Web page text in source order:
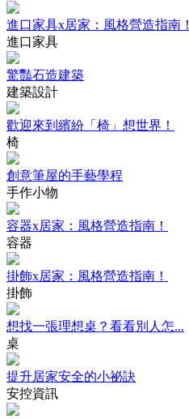
進口家具x居家：風格營造指南！
進口家具
驚豔石造建築
建築設計
歡迎來到繽紛「椅」想世界！
椅
創意筆屋的手藝學程
手作小物
容器x居家：風格營造指南！
容器
掛飾x居家：風格營造指南！
掛飾
想找一張理想桌？看看別人怎...
桌
提升居家安全的小祕訣
安控資訊